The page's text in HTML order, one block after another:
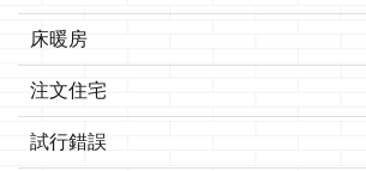
床暖房
注文住宅
試行錯誤